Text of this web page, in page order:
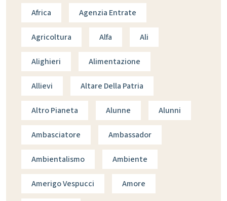
Africa Agenzia Entrate
Agricoltura Alfa Ali
Alighieri Alimentazione
Allievi Altare Della Patria
Altro Pianeta Alunne Alunni
Ambasciatore Ambassador
Ambientalismo Ambiente
Amerigo Vespucci Amore